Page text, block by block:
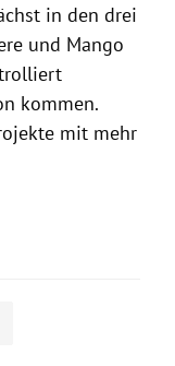
in den drei
und Mango
kommen.
mit mehr